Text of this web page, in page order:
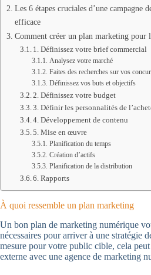
Les 6 étapes cruciales d’une campagne
efficace
Comment créer un plan marketing pour
1. Définissez votre brief commercial
Analysez votre marché
Faites des recherches sur vos
Définissez vos buts et objectifs
2. Définissez votre budget
3. Définir les personnalités de
4. Développement de contenu
5. Mise en œuvre
Planification du temps
Création d’actifs
Planification de la distribution
6. Rapports
À quoi ressemble un plan marketing
Un bon plan de marketing numérique
nécessaires pour arriver à une stratégie
mesure pour votre public cible, cela
externe avec une agence de marketing